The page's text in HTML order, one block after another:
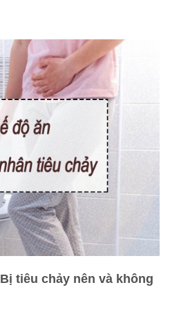
tiêu chảy nên và không